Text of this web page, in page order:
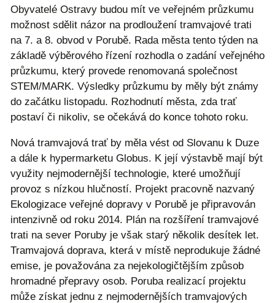
Obyvatelé Ostravy budou mít ve veřejném průzkumu
možnost sdělit názor na prodloužení tramvajové trati
na 7. a 8. obvod v Porubě. Rada města tento týden na
základě výběrového řízení rozhodla o zadání veřejného
průzkumu, který provede renomovaná společnost
STEM/MARK. Výsledky průzkumu by měly být známy
do začátku listopadu. Rozhodnutí města, zda trať
postaví či nikoliv, se očekává do konce tohoto roku.
Nová tramvajová trať by měla vést od Slovanu k Duze
a dále k hypermarketu Globus. K její výstavbě mají být
využity nejmodernější technologie, které umožňují
provoz s nízkou hlučností. Projekt pracovně nazvaný
Ekologizace veřejné dopravy v Porubě je připravován
intenzivně od roku 2014. Plán na rozšíření tramvajové
trati na sever Poruby je však starý několik desítek let.
Tramvajová doprava, která v místě neprodukuje žádné
emise, je považována za nejekologičtějším způsob
hromadné přepravy osob. Poruba realizací projektu
může získat jednu z nejmodernějších tramvajových